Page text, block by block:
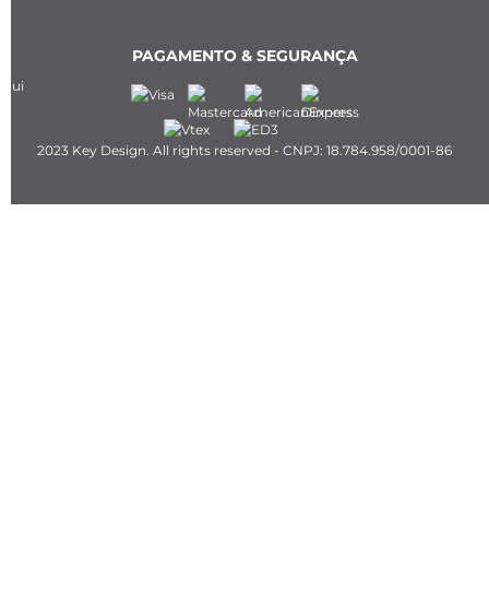
PAGAMENTO & SEGURANÇA
2023 Key Design. All rights reserved - CNPJ: 18.784.958/0001-86